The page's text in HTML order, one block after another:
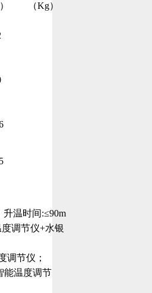
（Kg）
温时间:≤90m
调节仪+水银
调节仪；
能温度调节